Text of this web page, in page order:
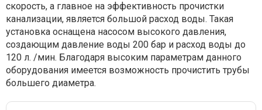
скорость, а главное на эффективность прочистки
канализации, является большой расход воды. Такая
установка оснащена насосом высокого давления,
создающим давление воды 200 бар и расход воды до
120 л. /мин. Благодаря высоким параметрам данного
оборудования имеется возможность прочистить трубы
большего диаметра.